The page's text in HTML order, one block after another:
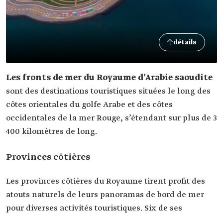
détails
Les fronts de mer du Royaume d’Arabie saoudite
sont des destinations touristiques situées le long des
côtes orientales du golfe Arabe et des côtes
occidentales de la mer Rouge, s’étendant sur plus de 3
400 kilomètres de long.
Provinces côtières
Les provinces côtières du Royaume tirent profit des
atouts naturels de leurs panoramas de bord de mer
pour diverses activités touristiques. Six de ses